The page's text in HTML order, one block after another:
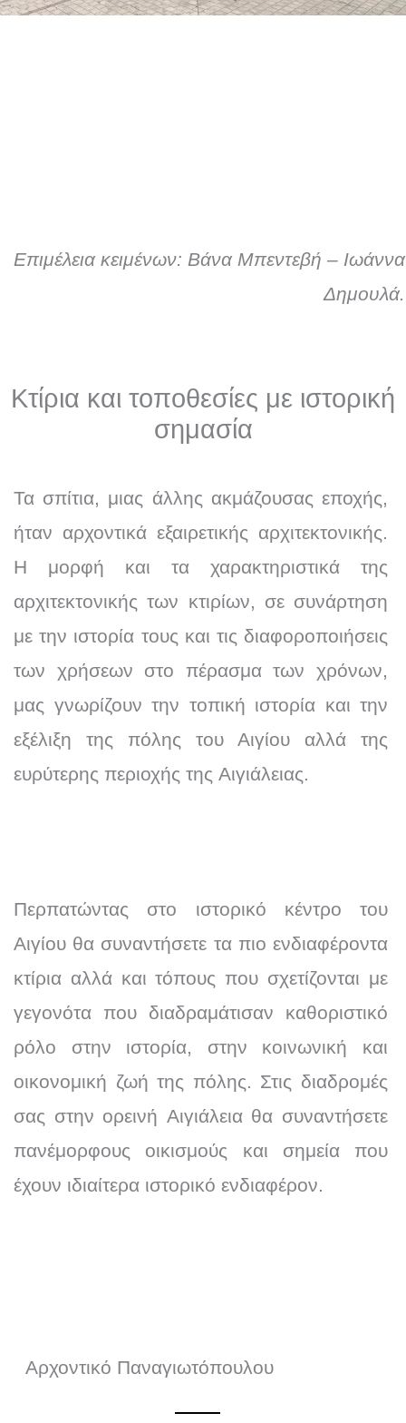
Επιμέλεια κειμένων: Βάνα Μπεντεβή – Ιωάννα
Δημουλά.
Κτίρια και τοποθεσίες με ιστορική
σημασία
Τα σπίτια, μιας άλλης ακμάζουσας εποχής,
ήταν αρχοντικά εξαιρετικής αρχιτεκτονικής.
Η μορφή και τα χαρακτηριστικά της
αρχιτεκτονικής των κτιρίων, σε συνάρτηση
με την ιστορία τους και τις διαφοροποιήσεις
των χρήσεων στο πέρασμα των χρόνων,
μας γνωρίζουν την τοπική ιστορία και την
εξέλιξη της πόλης του Αιγίου αλλά της
ευρύτερης περιοχής της Αιγιάλειας.
Περπατώντας στο ιστορικό κέντρο του
Αιγίου θα συναντήσετε τα πιο ενδιαφέροντα
κτίρια αλλά και τόπους που σχετίζονται με
γεγονότα που διαδραμάτισαν καθοριστικό
ρόλο στην ιστορία, στην κοινωνική και
οικονομική ζωή της πόλης. Στις διαδρομές
σας στην ορεινή Αιγιάλεια θα συναντήσετε
πανέμορφους οικισμούς και σημεία που
έχουν ιδιαίτερα ιστορικό ενδιαφέρον.
Αρχοντικό Παναγιωτόπουλου